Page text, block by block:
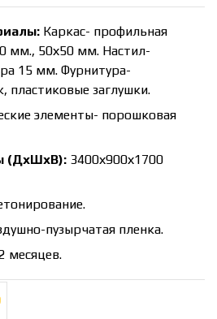
Каркас- профильная
мм., 50х50 мм. Настил-
15 мм. Фурнитура-
пластиковые заглушки.
элементы- порошковая
(ДхШхВ): 3400х900х1700
пузырчатая пленка.
месяцев.